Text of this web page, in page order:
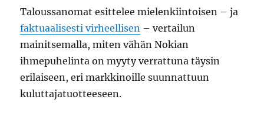
Taloussanomat esittelee mielenkiintoisen – ja
faktuaalisesti virheellisen – vertailun
mainitsemalla, miten vähän Nokian
ihmepuhelinta on myyty verrattuna täysin
erilaiseen, eri markkinoille suunnattuun
kuluttajatuotteeseen.